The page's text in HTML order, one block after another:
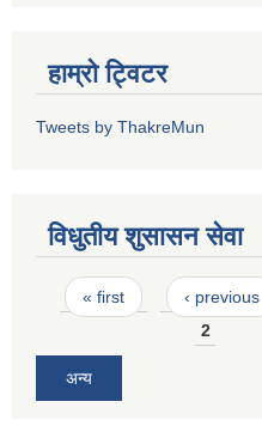
विधुतीय शुसासन सेवा
2
अन्य